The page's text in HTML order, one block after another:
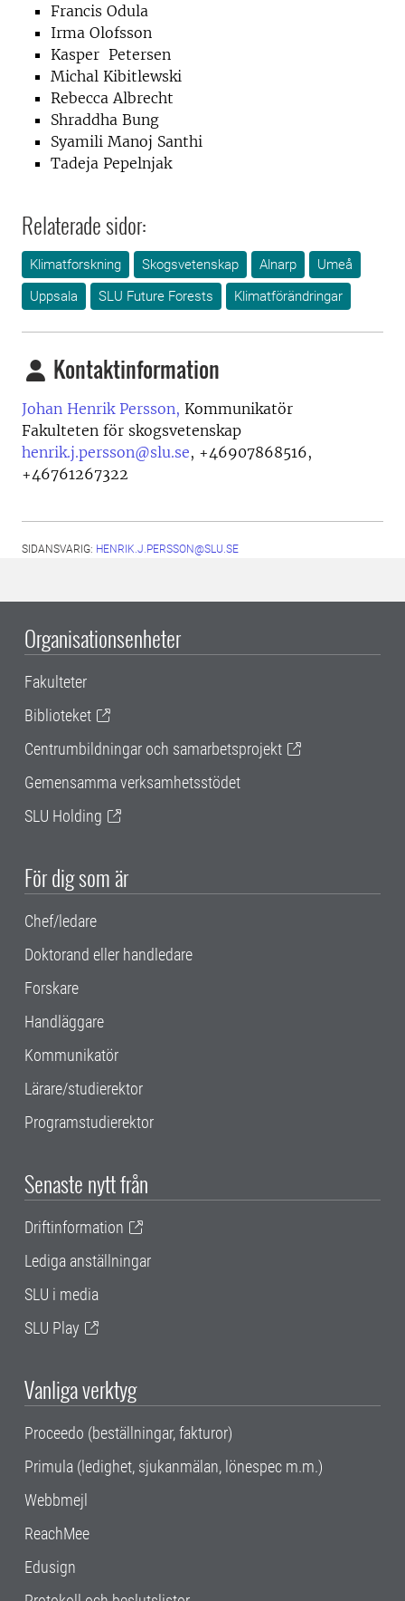
Francis Odula
Irma Olofsson
Kasper Petersen
Michal Kibitlewski
Rebecca Albrecht
Shraddha Bung
Syamili Manoj Santhi
Tadeja Pepelnjak
Relaterade sidor:
Klimatforskning Skogsvetenskap Alnarp
Umeå
Uppsala
SLU Future Forests Klimatförändringar
Kontaktinformation
Johan Henrik Persson, Kommunikatör
Fakulteten för skogsvetenskap
henrik.j.persson@slu.se, +46907868516,
+46761267322
SIDANSVARIG: HENRIK.J.PERSSON@SLU.SE
Organisationsenheter
Fakulteter
Biblioteket
Centrumbildningar och samarbetsprojekt
Gemensamma verksamhetsstödet
SLU Holding
För dig som är
Chef/ledare
Doktorand eller handledare
Forskare
Handläggare
Kommunikatör
Lärare/studierektor
Programstudierektor
Senaste nytt från
Driftinformation
Lediga anställningar
SLU i media
SLU Play
Vanliga verktyg
Proceedo (beställningar, fakturor)
Primula (ledighet, sjukanmälan, lönespec m.m.)
Webbmejl
ReachMee
Edusign